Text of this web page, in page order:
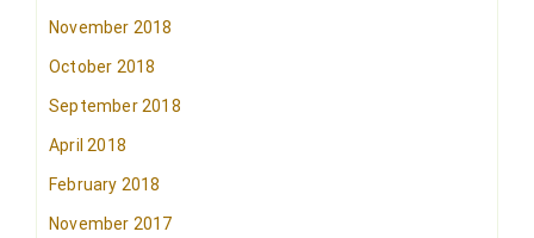
November 2018
October 2018
September 2018
April 2018
February 2018
November 2017